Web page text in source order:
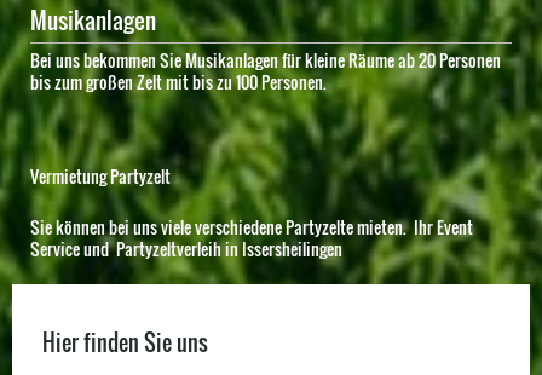
Musikanlagen
Bei uns bekommen Sie Musikanlagen für kleine Räume ab 20 Personen
bis zum großen Zelt mit bis zu 100 Personen.
Vermietung Partyzelt
Sie können bei uns viele verschiedene Partyzelte mieten. Ihr Event
Service und Partyzeltverleih in Issersheilingen
Hier finden Sie uns